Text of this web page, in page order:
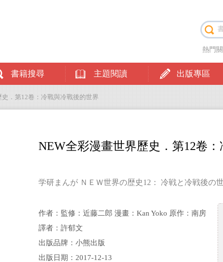
書籍搜尋 主題閱讀 出版專區
熱門
史．第12卷：冷戰與冷戰後的世界
NEW全彩漫畫世界歷史．第12卷
学研まんが ＮＥＷ世界の歴史12： 冷戦と冷戦後の
作者：監修：近藤二郎 漫畫：Kan Yoko 原作：南房
秀久 審訂：翁嘉聲
譯者：許郁文
出版品牌：小熊出版
出版日期：2017-12-13